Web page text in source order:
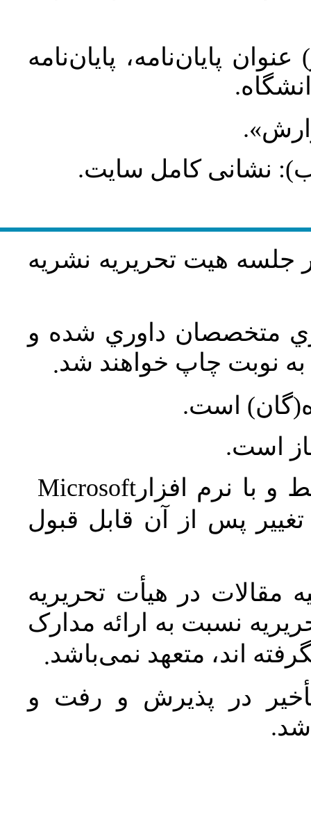
پایان‌نامه، پایان‌نامه
نشانی کامل سایت.
جلسه هيت تحريريه نشريه
متخصصان داوري شده و
نوبت چاپ خواهند شد.
است.
است.
و با نرم افزارMicrosoft
پس از آن قابل قبول
مقالات در هیأت تحریریه
نسبت به ارائه مدارک
اند، متعهد نمی‌باشد.
در پذیرش و رفت و
شد.